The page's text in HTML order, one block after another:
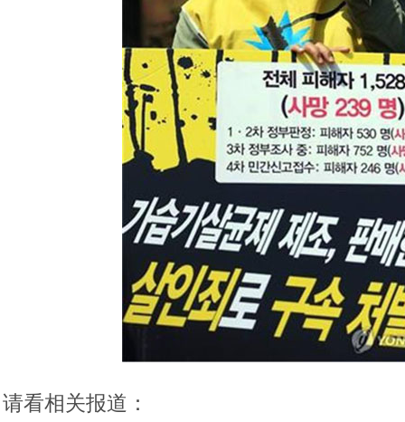
请看相关报道：